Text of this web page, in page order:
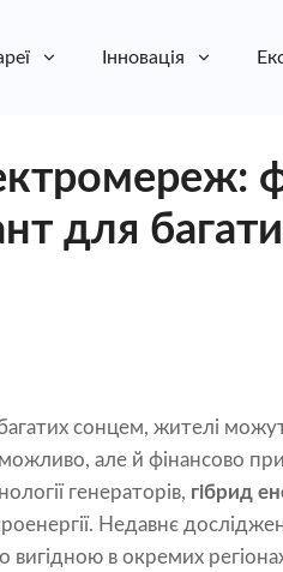
Інновація
для
сонцем, жителі
але й фінансово
генераторів, гібрид
Недавнє
вигідною в окремих